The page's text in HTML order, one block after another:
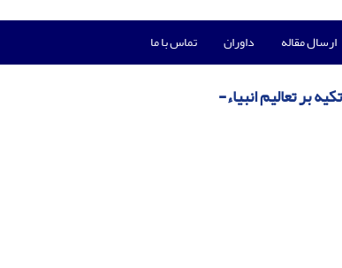
ارسال مقاله داوران تماس با ما
بر تعالیم انبیاء-